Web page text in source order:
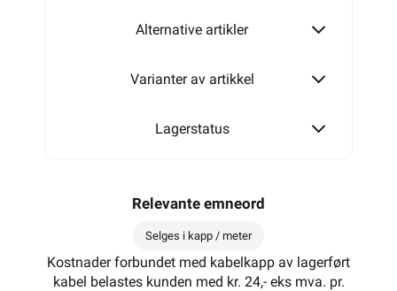
Alternative artikler
Varianter av artikkel
Lagerstatus
Relevante emneord
Selges i kapp / meter
Kostnader forbundet med kabelkapp av lagerført
kabel belastes kunden med kr. 24,- eks mva. pr.